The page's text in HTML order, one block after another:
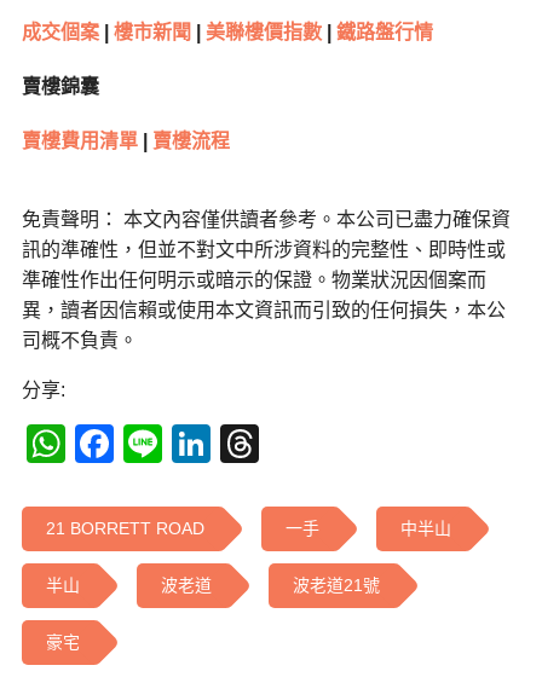
成交個案| 樓市新聞 美聯樓價指數| 鐵路盤行情
賣樓錦囊
賣樓費用清單| 賣樓流程
免責聲明： 本文內容僅供讀者參考。本公司已盡力確保資
訊的準確性，但並不對文中所涉資料的完整性、即時性或
準確性作出任何明示或暗示的保證。物業狀況因個案而
異，讀者因信賴或使用本文資訊而引致的任何損失，本公
司概不負責。
分享:
WhatsApp
Facebook
LineLinkedIn
21 BORRETT ROAD 一手 中半山
半山 波老道 波老道21號
豪宅